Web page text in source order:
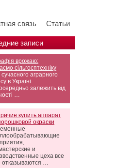
связь Статьи
записи
врожаю:
сільгосптехніку
сучасного аграрного
в Україні
залежить від
…
купить аппарат
окраски
и
цеха все
отказываются …